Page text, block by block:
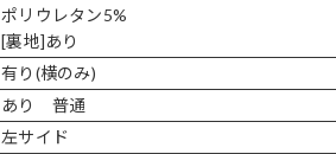
ポリウレタン5%
[裏地]あり
有り(横のみ)
あり 普通
左サイド